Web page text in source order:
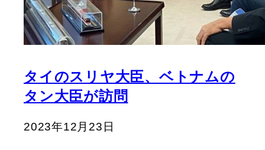
タイのスリヤ大臣、ベトナムの
タン大臣が訪問
2023年12月23日